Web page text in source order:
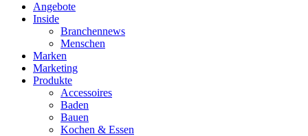
Angebote
Inside
Branchennews
Menschen
Marken
Marketing
Produkte
Accessoires
Baden
Bauen
Kochen & Essen